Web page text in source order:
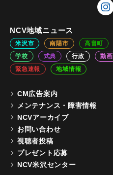
NCV地域ニュース
米沢市 南陽市 高畠町
学校
式典 行政 動画
緊急速報
地域情報
CM広告案内
メンテナンス・障害情報
NCVアーカイブ
お問い合わせ
視聴者投稿
プレゼント応募
NCV米沢センター